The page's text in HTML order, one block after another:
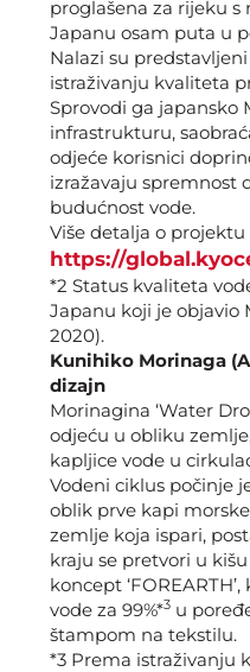
proglašena za rijeku
Japanu osam puta u
Nalazi su
istraživanju kvaliteta
Sprovodi ga japansko
infrastrukturu,
odjeće korisnici
izražavaju spremnost
budućnost vode.
Više detalja o projektu
https://
*2 Status kvaliteta
Japanu koji je objavio
2020).
Kunihiko Morinaga
dizajn
Morinagina ‘Water
odjeću u obliku
kapljice vode u
Vodeni ciklus počinje
oblik prve kapi
zemlje koja ispari,
kraju se pretvori u
koncept
vode za 99%*3 u
štampom na tekstilu.
*3 Prema istraživanju